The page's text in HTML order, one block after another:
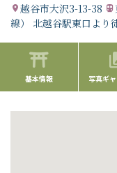
越谷市大沢3-13-38
線） 北越谷駅東口より
基本情報 写真ギ